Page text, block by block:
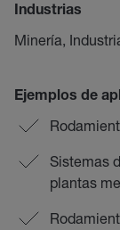
Industrias
Minería,
Ejemplos de
Sistemas
plantas